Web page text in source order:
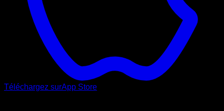
Téléchargez surApp Store